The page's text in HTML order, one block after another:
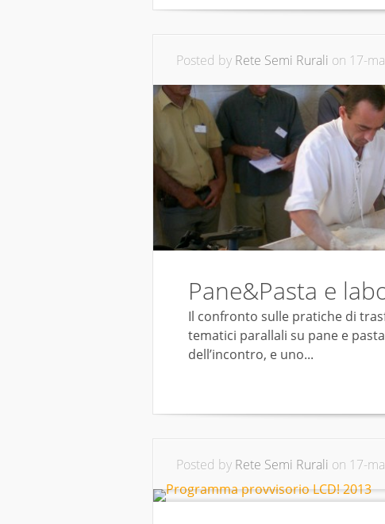
Posted by Rete Semi Rurali on 17-
Pane&Pasta e
Il confronto sulle pratiche di
tematici parallali su pane e
dell’incontro, e uno...
Posted by Rete Semi Rurali on 17-